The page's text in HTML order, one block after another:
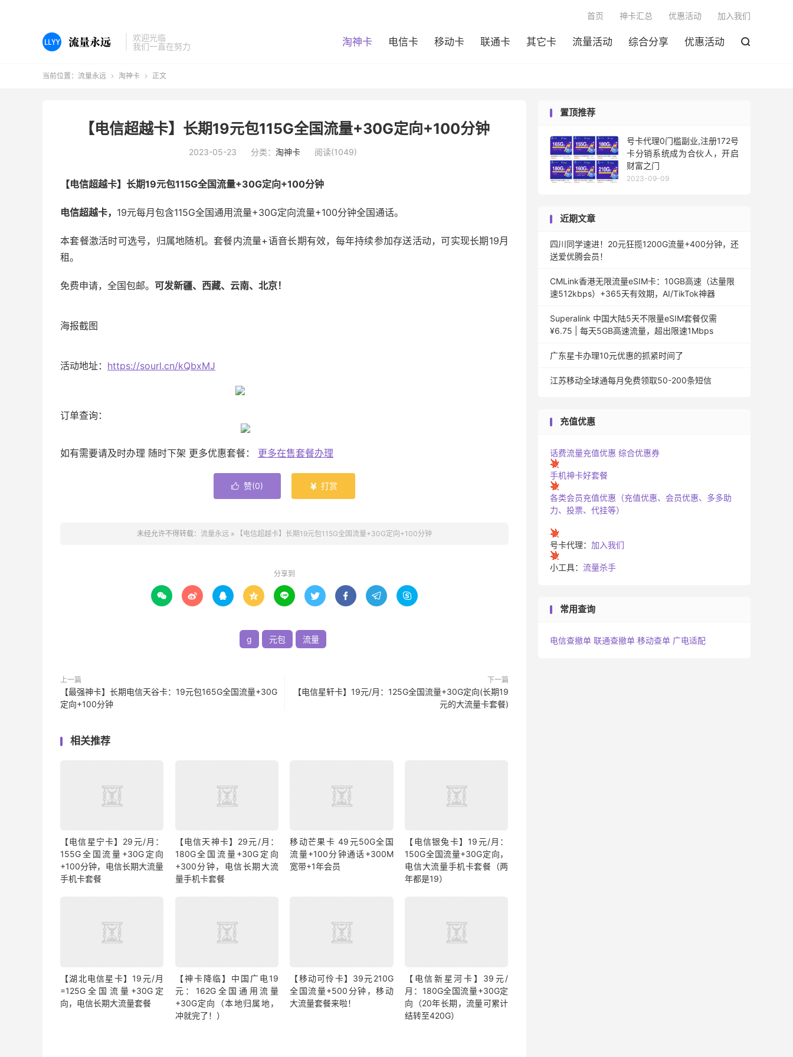
欢迎光临
我们一直在努力
淘神卡 电信卡 移动卡 联通卡 其它卡 流量活动 综合分享 优惠活动 
首页 神卡汇总 优惠活动 加入我们
当前位置： 流量永远  淘神卡  正文
【电信超越卡】长期19元包115G全国流量+30G定向+100分钟
2023-05-23 分类： 淘神卡 阅读(1049)
【电信超越卡】长期19元包115G全国流量+30G定向+100分钟
电信超越卡， 19元每月包含115G全国通用流量+30G定向流量+100分钟全国通话。
本套餐激活时可选号，归属地随机。套餐内流量+语音长期有效，每年持续参加存送活动，可实现长期19月
租。
免费申请，全国包邮。 可发新疆、西藏、云南、北京！
海报截图
活动地址： https://sourl.cn/kQbxMJ
订单查询：
如有需要请及时办理 随时下架 更多优惠套餐： 更多在售套餐办理
 赞(0)  打赏
未经允许不得转载： 流量永远 » 【电信超越卡】长期19元包115G全国流量+30G定向+100分钟
分享到
        
g 元包 流量
上一篇
【最强神卡】长期电信天谷卡：19元包165G全国流量+30G
定向+100分钟
下一篇
【电信星轩卡】19元/月：125G全国流量+30G定向(长期19
元的大流量卡套餐)
相关推荐
【电信星宁卡】29元/月：
155G全国流量+30G定向
+100分钟，电信长期大流量
手机卡套餐
【电信天神卡】29元/月：
180G全国流量+30G定向
+300分钟，电信长期大流
量手机卡套餐
移动芒果卡 49元50G全国
流量+100分钟通话+300M
宽带+1年会员
【电信银兔卡】19元/月：
150G全国流量+30G定向，
电信大流量手机卡套餐（两
年都是19）
【湖北电信星卡】19元/月
=125G全国流量+30G定
向，电信长期大流量套餐
【神卡降临】中国广电19
元：162G全国通用流量
+30G定向（本地归属地，
冲就完了！）
【移动可伶卡】39元210G
全国流量+500分钟，移动
大流量套餐来啦！
【电信新星河卡】39元/
月：180G全国流量+30G定
向（20年长期，流量可累计
结转至420G）
置顶推荐
号卡代理0门槛副业,注册172号
卡分销系统成为合伙人，开启
财富之门
2023-09-09
近期文章
四川同学速进！20元狂揽1200G流量+400分钟，还
送爱优腾会员！
CMLink香港无限流量eSIM卡：10GB高速（达量限
速512kbps）+365天有效期，AI/TikTok神器
Superalink 中国大陆5天不限量eSIM套餐仅需
¥6.75 | 每天5GB高速流量，超出限速1Mbps
广东星卡办理10元优惠的抓紧时间了
江苏移动全球通每月免费领取50-200条短信
充值优惠
话费流量充值优惠 综合优惠券
手机神卡好套餐
各类会员充值优惠（充值优惠、会员优惠、多多助
力、投票、代挂等）
号卡代理： 加入我们
小工具： 流量杀手
常用查询
电信查撤单 联通查撤单 移动查单 广电适配